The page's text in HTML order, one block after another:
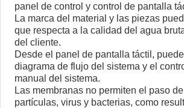
panel de control y control de pantalla
La marca del material y las piezas
que respecta a la calidad del agua
del cliente.
Desde el panel de pantalla táctil,
diagrama de flujo del sistema y el
manual del sistema.
Las membranas no permiten el paso
partículas, virus y bacterias, como